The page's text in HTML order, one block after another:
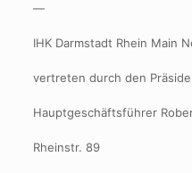
—
IHK Darmstadt Rhein Main
vertreten durch den
Hauptgeschäftsführer
Rheinstr. 89